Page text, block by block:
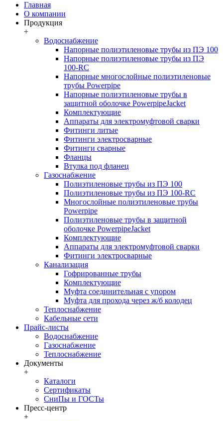
Главная
О компании
Продукция
+
Водоснабжение
Напорные полиэтиленовые трубы из ПЭ 100
Напорные полиэтиленовые трубы из ПЭ
100-RC
Напорные многослойные полиэтиленовые
трубы Powerpipe
Напорные полиэтиленовые трубы в
защитной оболочке PowerpipeJacket
Комплектующие
Аппараты для электромуфтовой сварки
Фитинги литые
Фитинги электросварные
Фитинги сварные
Фланцы
Втулка под фланец
Газоснабжение
Полиэтиленовые трубы из ПЭ 100
Полиэтиленовые трубы из ПЭ 100-RC
Многослойные полиэтиленовые трубы
Powerpipe
Полиэтиленовые трубы в защитной
оболочке PowerpipeJacket
Комплектующие
Аппараты для электромуфтовой сварки
Фитинги электросварные
Канализация
Гофрированные трубы
Комплектующие
Муфта соединительная с упором
Муфта для прохода через ж/б колодец
Теплоснабжение
Кабельные сети
Прайс-листы
Водоснабжение
Газоснабжение
Теплоснабжение
Документы
+
Каталоги
Сертификаты
СниПы и ГОСТы
Пресс-центр
+